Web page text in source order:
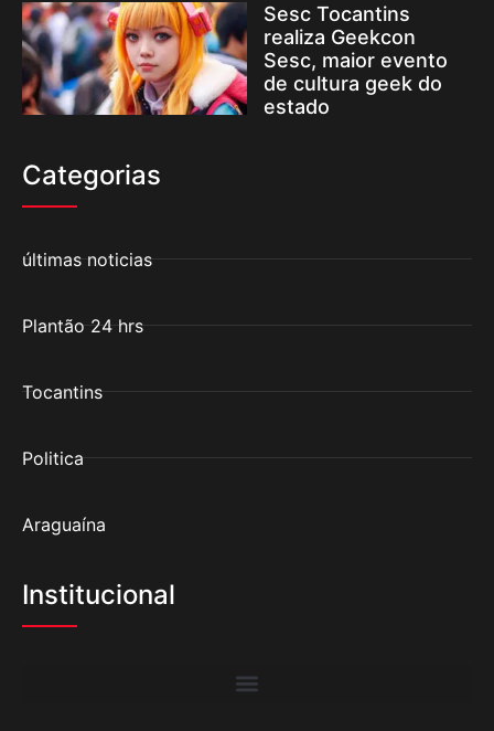
Sesc Tocantins
realiza Geekcon
Sesc, maior evento
de cultura geek do
estado
Categorias
últimas noticias
Plantão 24 hrs
Tocantins
Politica
Araguaína
Institucional